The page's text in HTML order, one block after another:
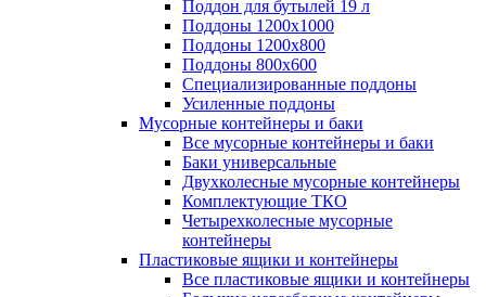
Поддон для бутылей 19 л
Поддоны 1200х1000
Поддоны 1200х800
Поддоны 800х600
Специализированные поддоны
Усиленные поддоны
Мусорные контейнеры и баки
Все мусорные контейнеры и баки
Баки универсальные
Двухколесные мусорные контейнеры
Комплектующие ТКО
Четырехколесные мусорные
контейнеры
Пластиковые ящики и контейнеры
Все пластиковые ящики и контейнеры